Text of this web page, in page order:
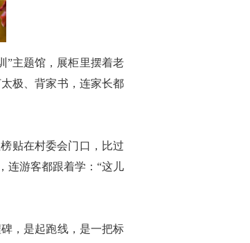
主题馆，展柜里摆着老
极、背家书，连家长都
贴在村委会门口，比过
连游客都跟着学：“这儿
，是起跑线，是一把标